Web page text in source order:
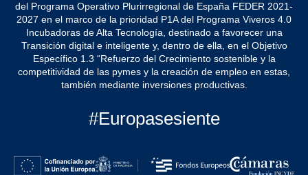
del Programa Operativo Plurirregional de España FEDER 2021-
2027 en el marco de la prioridad P1A del Programa Viveros 4.0
Incubadoras de Alta Tecnología, destinado a favorecer una
Transición digital e inteligente y, dentro de ella, en el Objetivo
Específico 1.3 “Refuerzo del Crecimiento sostenible y la
competitividad de las pymes y la creación de empleo en estas,
también mediante inversiones productivas.
#Europasesiente